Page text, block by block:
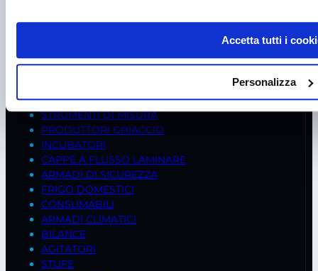
Accetta tutti i
Personalizza
frigomeccanica@andreaus.com
PECfrigomeccanica.andreaus@pec.it
FREDDO BIOMEDICALE
STRUMENTI DI MISURA
PRODUTTORI GHIACCIO
INCUBATORI
CAPPE A FLUSSO LAMINARE
ARMADI DI SICUREZZA
FRIGO DOMESTICI
CONSUMABILI
ARMADI CLIMATICI
BILANCE
AGITATORI
STUFE